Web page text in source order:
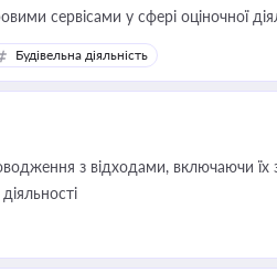
сервісами у сфері оціночної
керівника, юриста або
угод і перевірки статусу
Будівельна діяльність
з відходами, включаючи їх